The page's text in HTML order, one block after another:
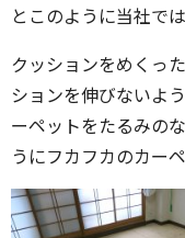
とこのように当社で
クッションをめくっ
ションを伸びないよ
ーペットをたるみの
うにフカフカのカー